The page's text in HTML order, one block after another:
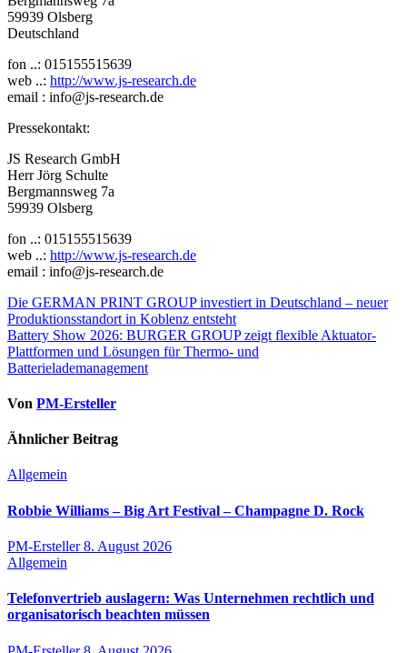
59939 Olsberg
Deutschland
fon ..: 015155515639
web ..: http://www.js-research.de
email : info@js-research.de
Pressekontakt:
JS Research GmbH
Herr Jörg Schulte
Bergmannsweg 7a
59939 Olsberg
fon ..: 015155515639
web ..: http://www.js-research.de
email : info@js-research.de
Beitragsnavigation
Die GERMAN PRINT GROUP investiert in Deutschland – neuer
Produktionsstandort in Koblenz entsteht
Battery Show 2026: BURGER GROUP zeigt flexible Aktuator-
Plattformen und Lösungen für Thermo- und
Batterielademanagement
Von PM-Ersteller
Ähnlicher Beitrag
Allgemein
Robbie Williams – Big Art Festival – Champagne D. Rock
PM-Ersteller8. August 2026
Allgemein
Telefonvertrieb auslagern: Was Unternehmen rechtlich und
organisatorisch beachten müssen